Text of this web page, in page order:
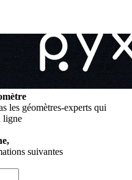
les géomètres-experts qui
ligne
suivantes